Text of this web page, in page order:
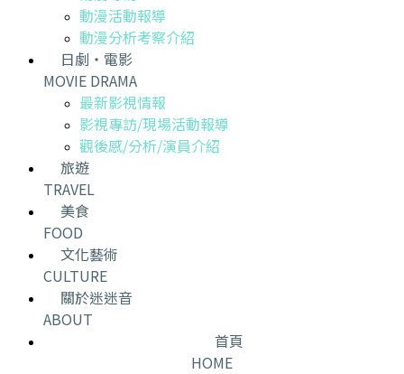
動漫活動報導
動漫分析考察介紹
日劇・電影
MOVIE DRAMA
最新影視情報
影視專訪/現場活動報導
觀後感/分析/演員介紹
旅遊
TRAVEL
美食
FOOD
文化藝術
CULTURE
關於迷迷音
ABOUT
首頁
HOME